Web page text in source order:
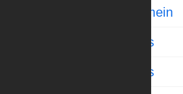
Allgemein
Basics
Basics